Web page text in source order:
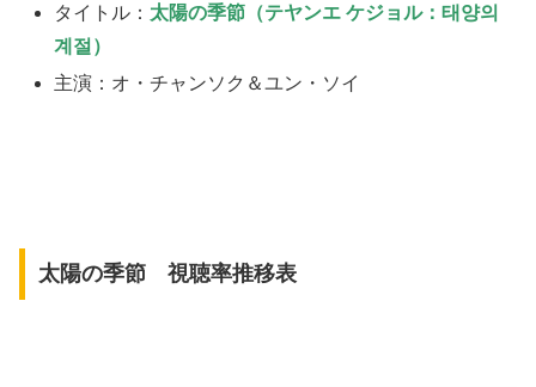
タイトル： 太陽の季節（テヤンエ ケジョル：태양의
계절）
主演：オ・チャンソク＆ユン・ソイ
太陽の季節 視聴率推移表